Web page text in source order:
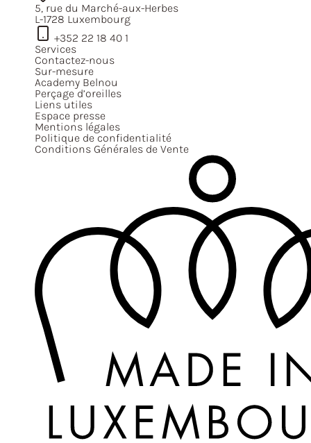
5, rue du Marché-aux-Herbes
L-1728 Luxembourg
+352 22 18 40 1
Services
Contactez-nous
Sur-mesure
Academy Belnou
Perçage d’oreilles
Liens utiles
Espace presse
Mentions légales
Politique de confidentialité
Conditions Générales de Vente